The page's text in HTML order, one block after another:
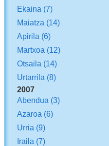
Ekaina (7)
Maiatza (14)
Apirila (6)
Martxoa (12)
Otsaila (14)
Urtarrila (8)
2007
Abendua (3)
Azaroa (6)
Urria (9)
Iraila (7)